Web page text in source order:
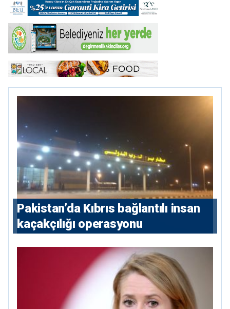
Pakistan’da Kıbrıs bağlantılı insan
kaçakçılığı operasyonu